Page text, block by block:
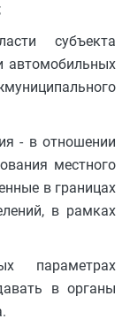
субъекта
автомобильных
- в отношении
местного
в границах
в рамках
параметрах
в органы